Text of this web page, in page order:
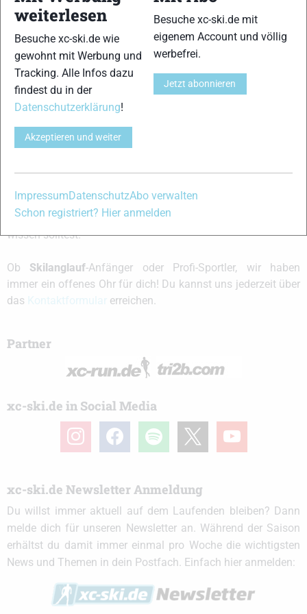
Hochladen
Es tut uns leid !! Es wurde keine Medien für die
Anforderung gefunden !!
Kombination, einer Loipendatenbank,
und allem was du sonst noch über deine Lieblingssportarten
wissen solltest.
Ob Skilanglauf-Anfänger oder Profi-Sportler, wir haben
immer ein offenes Ohr für dich! Du kannst uns jederzeit über
das
erreichen.
Partner
xc-ski.de in Social Media
instagramfacebook spotify youtube
xc-ski.de Newsletter Anmeldung
Du willst immer aktuell auf dem Laufenden bleiben? Dann
melde dich für unseren Newsletter an. Während der Saison
erhältst du damit immer einmal pro Woche die wichtigsten
News und Themen in dein Postfach. Einfach hier anmelden:
weiterlesen
Besuche xc-ski.de wie
gewohnt mit Werbung und
Tracking. Alle Infos dazu
findest du in der
Datenschutzerklärung!
Akzeptieren und weiter
Besuche xc-ski.de mit
eigenem Account und völlig
werbefrei.
Jetzt abonnieren
ImpressumDatenschutzAbo verwalten
Schon registriert? Hier anmelden